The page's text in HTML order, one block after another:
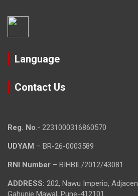
Language
Contact Us
Reg. No.- 2231000316860570
UDYAM – BR-26-0003589
RNI Number – BIHBIL/2012/43081
ADDRESS: 202, Nawu Imperio,
Gahunje Mawal, Pune-412101.